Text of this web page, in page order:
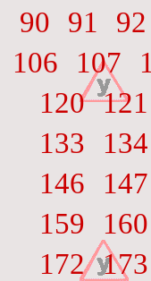
90
91 92
106
107
120 121
133
134
146
147
159
160
172 173